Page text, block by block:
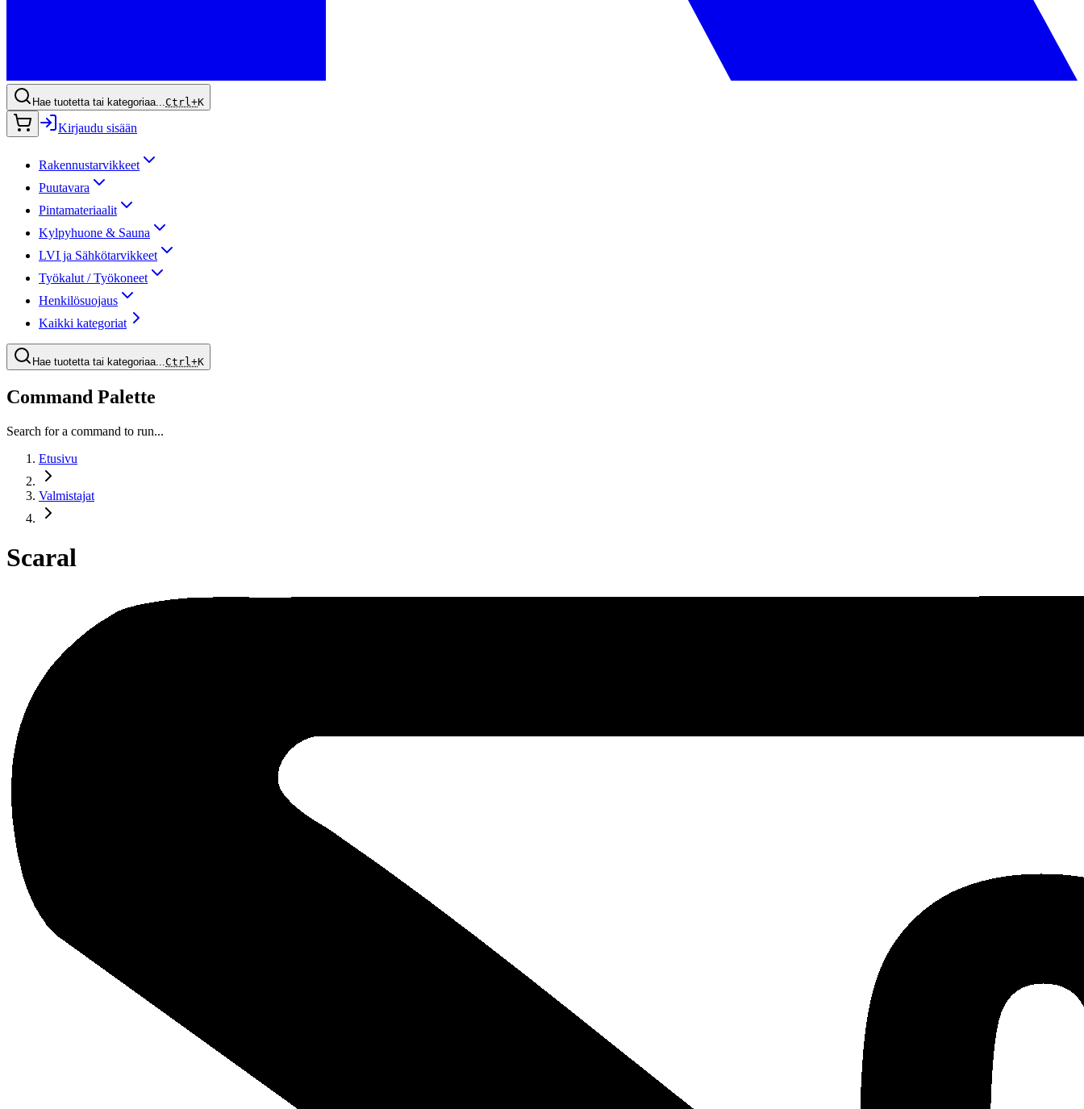
Hae tuotetta tai kategoriaa... Ctrl+K
Kirjaudu sisään
Rakennustarvikkeet
Puutavara
Pintamateriaalit
Kylpyhuone & Sauna
LVI ja Sähkötarvikkeet
Työkalut / Työkoneet
Henkilösuojaus
Kaikki kategoriat
Hae tuotetta tai kategoriaa... Ctrl+K
Command Palette
Search for a command to run...
Etusivu
Valmistajat
Scaral